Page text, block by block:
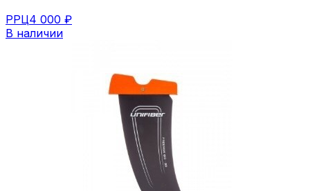
РРЦ4 000 ₽
В наличии